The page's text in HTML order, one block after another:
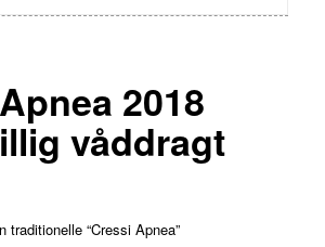
2018
våddragt
traditionelle “Cressi Apnea”